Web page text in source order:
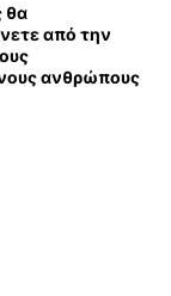
θα
από την
ανθρώπους